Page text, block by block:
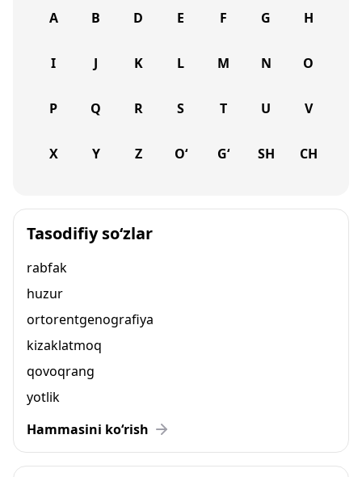
A B D E F G H
I J K L M N O
P Q R S T U V
X Y Z O‘ G‘ SH CH
Tasodifiy so‘zlar
rabfak
huzur
ortorentgenografiya
kizaklatmoq
qovoqrang
yotlik
Hammasini ko‘rish